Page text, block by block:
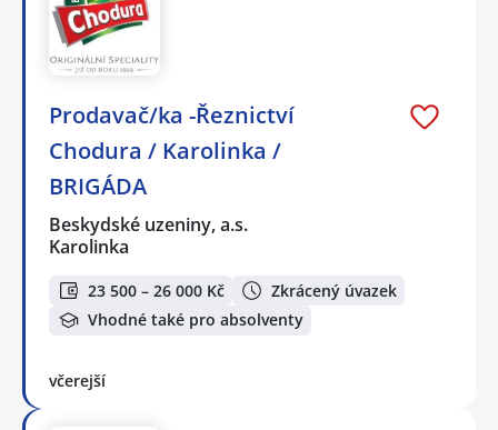
Prodavač/ka -Řeznictví
Chodura / Karolinka /
BRIGÁDA
Beskydské uzeniny, a.s.
Karolinka
23 500 – 26 000 Kč
Zkrácený úvazek
Vhodné také pro absolventy
včerejší